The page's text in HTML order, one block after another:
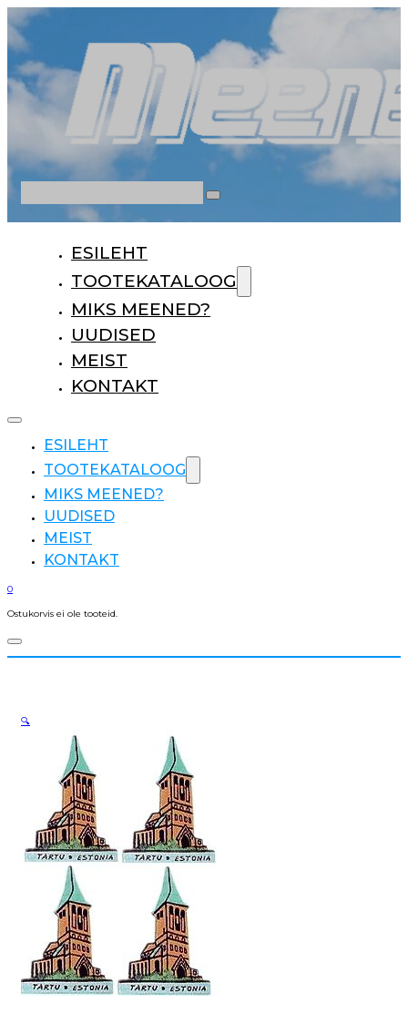
ESILEHT
TOOTEKATALOOG
MIKS MEENED?
UUDISED
MEIST
KONTAKT
ESILEHT
TOOTEKATALOOG
MIKS MEENED?
UUDISED
MEIST
KONTAKT
0
Ostukorvis ei ole tooteid.
🔍